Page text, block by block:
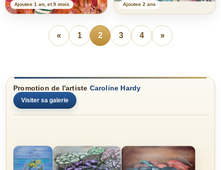
Ajoutee 1 an, et 9 mois Ajoutee 2 ans
« 1 2 3 4 »
Promotion de l'artiste Caroline Hardy
Visiter sa galerie